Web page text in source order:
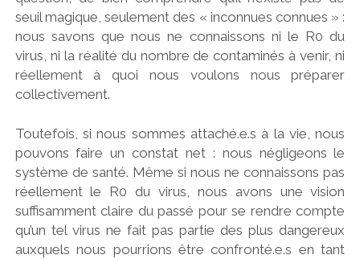
seuil magique, seulement des « inconnues connues » :
nous savons que nous ne connaissons ni le R0 du
virus, ni la réalité du nombre de contaminés à venir, ni
réellement à quoi nous voulons nous préparer
collectivement.
Toutefois, si nous sommes attaché.e.s à la vie, nous
pouvons faire un constat net : nous négligeons le
système de santé. Même si nous ne connaissons pas
réellement le R0 du virus, nous avons une vision
suffisamment claire du passé pour se rendre compte
qu’un tel virus ne fait pas partie des plus dangereux
auxquels nous pourrions être confronté.e.s en tant